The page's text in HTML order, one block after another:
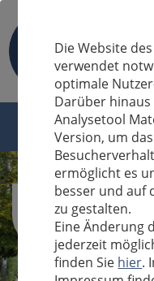
Die Website
verwendet
optimale
Darüber
Analysetool
Version, um
ermöglicht es
besser und auf
zu gestalten.
Eine Änderung
jederzeit
finden Sie hier.